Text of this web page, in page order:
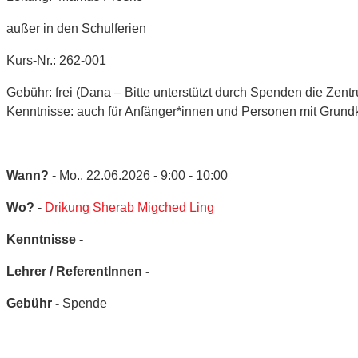
außer in den Schulferien
Kurs-Nr.: 262-001
Gebühr: frei (Dana – Bitte unterstützt durch Spenden die
Kenntnisse: auch für Anfänger*innen und Personen mit
Wann? - Mo.. 22.06.2026 - 9:00 - 10:00
Wo? - Drikung Sherab Migched Ling
Kenntnisse -
Lehrer / ReferentInnen -
Gebühr - Spende